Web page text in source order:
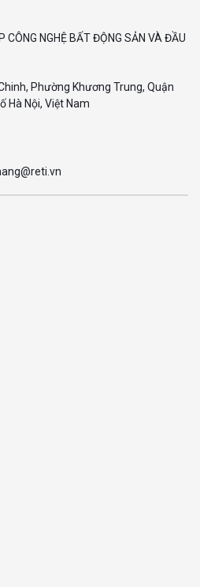
CÔNG NGHỆ BẤT ĐỘNG SẢN VÀ ĐẦU
Phường Khương Trung, Quận
Hà Nội, Việt Nam